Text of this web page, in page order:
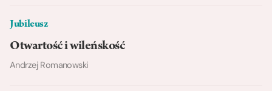
Jubileusz
Otwartość i wileńskość
Andrzej Romanowski